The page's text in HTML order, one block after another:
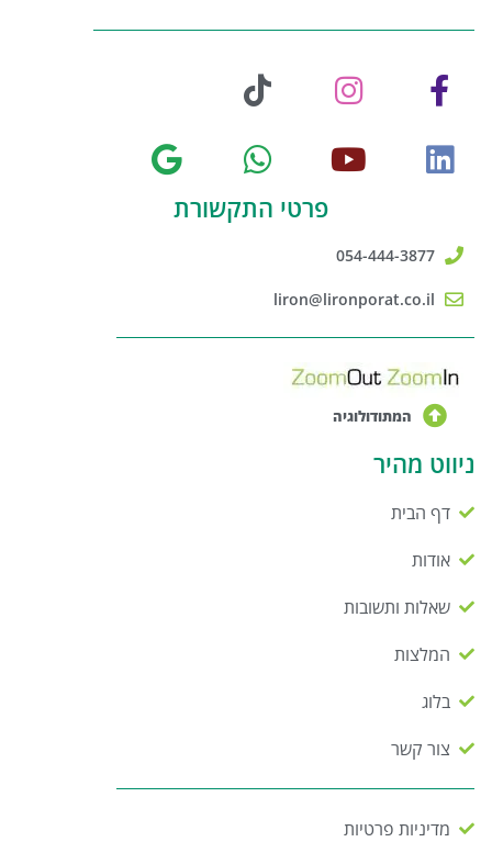
פרטי התקשורת
054-444-3877
liron@lironporat.co.il
המתודולוגיה
ניווט מהיר
דף הבית
אודות
שאלות ותשובות
המלצות
בלוג
צור קשר
מדיניות פרטיות